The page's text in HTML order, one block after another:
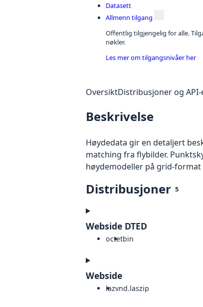
Datasett
Allmenn tilgang
Offentlig tilgjengelig for alle.
nøkler.
Les mer om tilgangsnivåer her
OversiktDistribusjoner og
Beskrivelse
Høydedata gir en detaljert
matching fra flybilder.
høydemodeller på grid-format
Distribusjoner 5
Webside DTED
octetbin
Webside
lazvnd.laszip